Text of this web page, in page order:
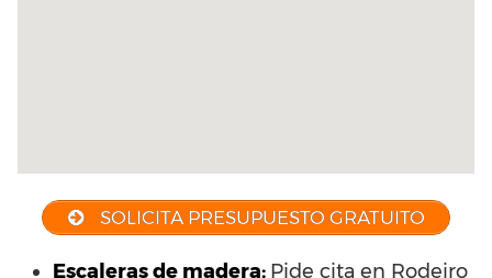
SOLICITA PRESUPUESTO GRATUITO
Escaleras de madera: Pide cita en Rodeiro